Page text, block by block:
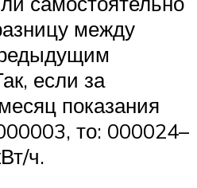
между
если за
показания
то: 000024–
ч.